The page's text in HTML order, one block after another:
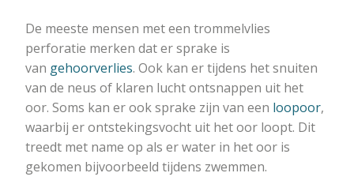
De meeste mensen met een trommelvlies
perforatie merken dat er sprake is
van gehoorverlies. Ook kan er tijdens het snuiten
van de neus of klaren lucht ontsnappen uit het
oor. Soms kan er ook sprake zijn van een loopoor,
waarbij er ontstekingsvocht uit het oor loopt. Dit
treedt met name op als er water in het oor is
gekomen bijvoorbeeld tijdens zwemmen.